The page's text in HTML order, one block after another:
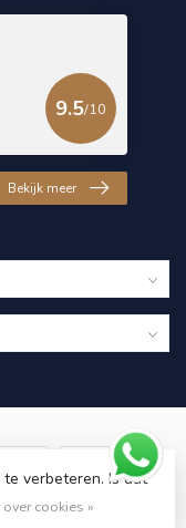
9.5/10
Bekijk meer
verbeteren. Is dat
cookies »